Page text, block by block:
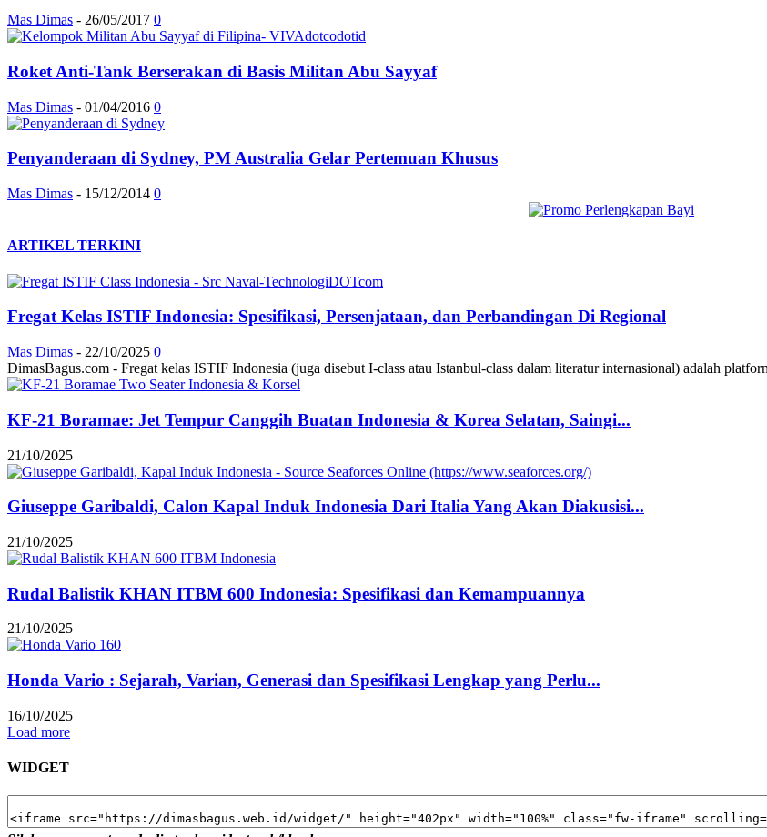
Mas Dimas - 26/05/2017 0
Roket Anti-Tank Berserakan di Basis Militan Abu Sayyaf
Mas Dimas - 01/04/2016 0
Penyanderaan di Sydney, PM Australia Gelar Pertemuan Khusus
Mas Dimas - 15/12/2014 0
ARTIKEL TERKINI
Fregat Kelas ISTIF Indonesia: Spesifikasi, Persenjataan, dan Perbandingan Di Regional
Mas Dimas - 22/10/2025 0
DimasBagus.com - Fregat kelas ISTIF Indonesia (juga disebut I-class atau Istanbul-class dalam literatur internasional) adalah
KF-21 Boramae: Jet Tempur Canggih Buatan Indonesia & Korea Selatan, Saingi...
21/10/2025
Giuseppe Garibaldi, Calon Kapal Induk Indonesia Dari Italia Yang Akan Diakusisi...
21/10/2025
Rudal Balistik KHAN ITBM 600 Indonesia: Spesifikasi dan Kemampuannya
21/10/2025
Honda Vario : Sejarah, Varian, Generasi dan Spesifikasi Lengkap yang Perlu...
16/10/2025
Load more
WIDGET